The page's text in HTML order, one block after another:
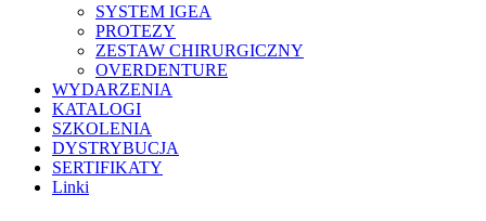
SYSTEM IGEA
PROTEZY
ZESTAW CHIRURGICZNY
OVERDENTURE
WYDARZENIA
KATALOGI
SZKOLENIA
DYSTRYBUCJA
SERTIFIKATY
Linki